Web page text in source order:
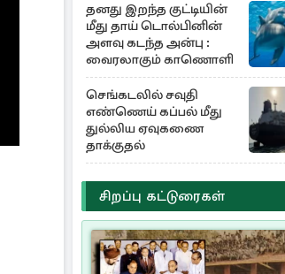
தனது இறந்த குட்டியின்
மீது தாய் டொல்பினின்
அளவு கடந்த அன்பு :
வைரலாகும் காணொளி
செங்கடலில் சவுதி
எண்ணெய் கப்பல் மீது
துல்லிய ஏவுகணை
தாக்குதல்
சிறப்பு கட்டுரைகள்